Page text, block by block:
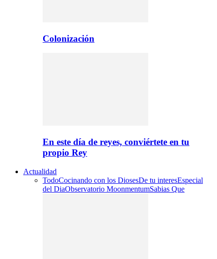
Colonización
En este día de reyes, conviértete en tu
propio Rey
Actualidad
TodoCocinando con los DiosesDe tu interesEspecial
del DiaObservatorio MoonmentumSabias Que